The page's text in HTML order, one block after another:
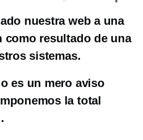
nuestra web a una
como resultado de una
sistemas.
es un mero aviso
la total